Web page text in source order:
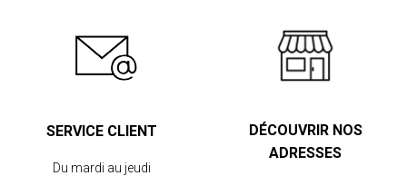
SERVICE CLIENT
Du mardi au jeudi
DÉCOUVRIR NOS
ADRESSES